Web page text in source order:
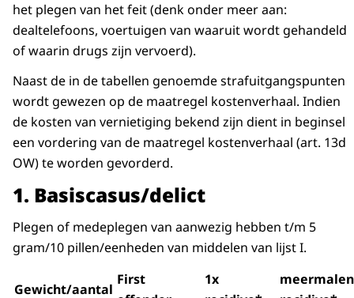
het plegen van het feit (denk onder meer aan:
dealtelefoons, voertuigen van waaruit wordt gehandeld
of waarin drugs zijn vervoerd).
Naast de in de tabellen genoemde strafuitgangspunten
wordt gewezen op de maatregel kostenverhaal. Indien
de kosten van vernietiging bekend zijn dient in beginsel
een vordering van de maatregel kostenverhaal (art. 13d
OW) te worden gevorderd.
1. Basiscasus/delict
Plegen of medeplegen van aanwezig hebben t/m 5
gram/10 pillen/eenheden van middelen van lijst I.
Gewicht/aantal
First
1x
meermalen